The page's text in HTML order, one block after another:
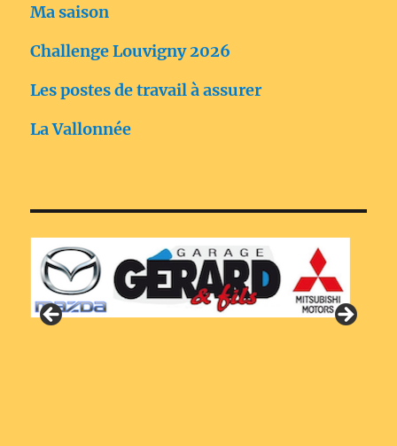
Ma saison
Challenge Louvigny 2026
Les postes de travail à assurer
La Vallonnée